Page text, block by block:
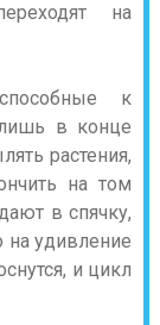
на
к
в конце
растения,
на том
в спячку,
на удивление
и цикл